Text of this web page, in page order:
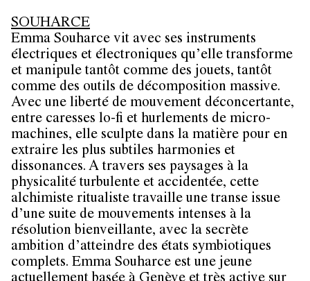
SOUHARCE
Emma Souharce vit avec ses instruments
électriques et électroniques qu’elle transforme
et manipule tantôt comme des jouets, tantôt
comme des outils de décomposition massive.
Avec une liberté de mouvement déconcertante,
entre caresses lo-fi et hurlements de micro-
machines, elle sculpte dans la matière pour en
extraire les plus subtiles harmonies et
dissonances. A travers ses paysages à la
physicalité turbulente et accidentée, cette
alchimiste ritualiste travaille une transe issue
d’une suite de mouvements intenses à la
résolution bienveillante, avec la secrète
ambition d’atteindre des états symbiotiques
complets. Emma Souharce est une jeune